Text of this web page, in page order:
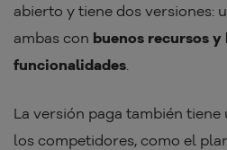
abierto y tiene dos versiones:
ambas con buenos recursos y
funcionalidades
La versión paga también
los competidores, como el